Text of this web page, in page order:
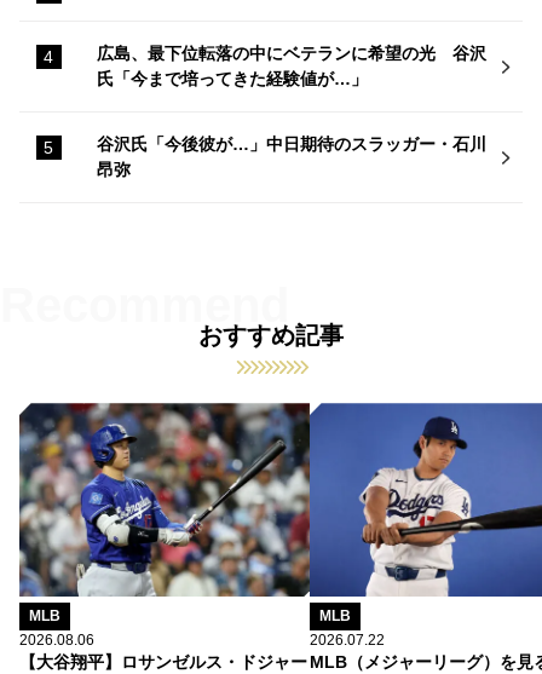
広島、最下位転落の中にベテランに希望の光 谷沢
氏「今まで培ってきた経験値が…」
谷沢氏「今後彼が…」中日期待のスラッガー・石川
昂弥
おすすめ記事
MLB
2026.08.06
【大谷翔平】ロサンゼルス・ドジャー
MLB
2026.07.22
MLB（メジャーリーグ）を見